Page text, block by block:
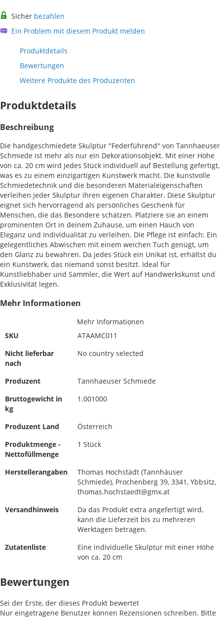
Sicher bezahlen
Ein Problem mit diesem Produkt melden
Produktdetails
Bewertungen
Weitere Produkte des Produzenten
Produktdetails
Beschreibung
Die handgeschmiedete Skulptur "Federführend" von Tannhaeuser
Schmiede ist mehr als nur ein Dekorationsobjekt. Mit einer Höhe
von ca. 20 cm wird jedes Stück individuell auf Bestellung gefertigt,
was es zu einem einzigartigen Kunstwerk macht. Die kunstvolle
Schmiedetechnik und die besonderen Materialeigenschaften
verleihen jeder Skulptur ihren eigenen Charakter. Diese Skulptur
eignet sich hervorragend als persönliches Geschenk für
Menschen, die das Besondere schätzen. Platziere sie an einem
prominenten Ort in deinem Zuhause, um einen Hauch von
Eleganz und Individualität zu verleihen. Die Pflege ist einfach: Ein
gelegentliches Abwischen mit einem weichen Tuch genügt, um
den Glanz zu bewahren. Da jedes Stück ein Unikat ist, erhältst du
ein Kunstwerk, das niemand sonst besitzt. Ideal für
Kunstliebhaber und Sammler, die Wert auf Handwerkskunst und
Exklusivität legen.
Mehr Informationen
Mehr Informationen
SKU
ATAAMC011
Nicht lieferbar
nach
No country selected
Produzent
Tannhaeuser Schmiede
Bruttogewicht in
kg
1.001000
Produzent Land
Österreich
Produktmenge -
Nettofüllmenge
1 Stück
Herstellerangaben
Thomas Hochstädt (Tannhäuser
Schmiede), Prochenberg 39, 3341, Ybbsitz,
thomas.hochstaedt@gmx.at
Versandhinweis
Da das Produkt extra angefertigt wird,
kann die Lieferzeit bis zu mehreren
Werktagen betragen.
Zutatenliste
Eine individuelle Skulptur mit einer Höhe
von ca. 20 cm
Bewertungen
Sei der Erste, der dieses Produkt bewertet
Nur eingetragene Benutzer können Rezensionen schreiben. Bitte